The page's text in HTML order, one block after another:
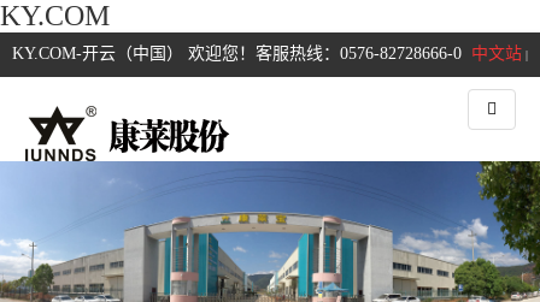
KY.COM
中文站 |
KY.COM-开云（中国） 欢迎您！客服热线：0576-82728666-0